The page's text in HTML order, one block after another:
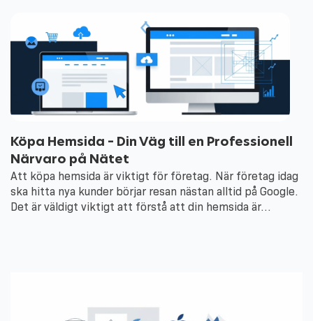
Köpa Hemsida – Din Väg till en Professionell
Närvaro på Nätet
Att köpa hemsida är viktigt för företag. När företag idag
ska hitta nya kunder börjar resan nästan alltid på Google.
Det är väldigt viktigt att förstå att din hemsida är…